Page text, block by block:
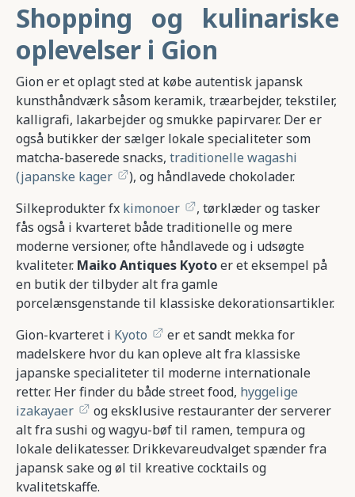
Shopping og kulinariske
oplevelser i Gion
Gion er et oplagt sted at købe autentisk japansk
kunsthåndværk såsom keramik, træarbejder, tekstiler,
kalligrafi, lakarbejder og smukke papirvarer. Der er
også butikker der sælger lokale specialiteter som
matcha-baserede snacks, traditionelle wagashi
(japanske kager
), og håndlavede chokolader.
Silkeprodukter fx kimonoer
, tørklæder og tasker
fås også i kvarteret både traditionelle og mere
moderne versioner, ofte håndlavede og i udsøgte
kvaliteter. Maiko Antiques Kyotoer et eksempel på
en butik der tilbyder alt fra gamle
porcelænsgenstande til klassiske dekorationsartikler.
Gion-kvarteret i Kyoto
er et sandt mekka for
madelskere hvor du kan opleve alt fra klassiske
japanske specialiteter til moderne internationale
retter. Her finder du både street food, hyggelige
izakayaer
og eksklusive restauranter der serverer
alt fra sushi og wagyu-bøf til ramen, tempura og
lokale delikatesser. Drikkevareudvalget spænder fra
japansk sake og øl til kreative cocktails og
kvalitetskaffe.